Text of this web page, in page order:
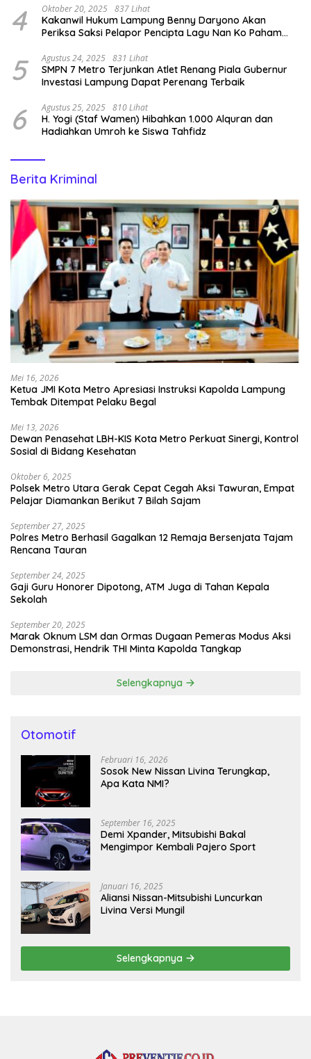
4 Oktober 20, 2025 837 Lihat
Kakanwil Hukum Lampung Benny Daryono Akan
Periksa Saksi Pelapor Pencipta Lagu Nan Ko Paham
5 Agustus 24, 2025 831 Lihat
SMPN 7 Metro Terjunkan Atlet Renang Piala Gubernur
Investasi Lampung Dapat Perenang Terbaik
6 Agustus 25, 2025 810 Lihat
H. Yogi (Staf Wamen) Hibahkan 1.000 Alquran dan
Hadiahkan Umroh ke Siswa Tahfidz
Berita Kriminal
Mei 16, 2026
Ketua JMI Kota Metro Apresiasi Instruksi Kapolda Lampung
Tembak Ditempat Pelaku Begal
Mei 13, 2026
Dewan Penasehat LBH-KIS Kota Metro Perkuat Sinergi, Kontrol
Sosial di Bidang Kesehatan
Oktober 6, 2025
Polsek Metro Utara Gerak Cepat Cegah Aksi Tawuran, Empat
Pelajar Diamankan Berikut 7 Bilah Sajam
September 27, 2025
Polres Metro Berhasil Gagalkan 12 Remaja Bersenjata Tajam
Rencana Tauran
September 24, 2025
Gaji Guru Honorer Dipotong, ATM Juga di Tahan Kepala
Sekolah
September 20, 2025
Marak Oknum LSM dan Ormas Dugaan Pemeras Modus Aksi
Demonstrasi, Hendrik THI Minta Kapolda Tangkap
Selengkapnya
Otomotif
Februari 16, 2026
Sosok New Nissan Livina Terungkap,
Apa Kata NMI?
September 16, 2025
Demi Xpander, Mitsubishi Bakal
Mengimpor Kembali Pajero Sport
Januari 16, 2025
Aliansi Nissan-Mitsubishi Luncurkan
Livina Versi Mungil
Selengkapnya